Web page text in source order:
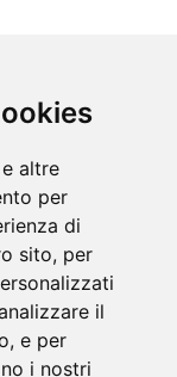
altre
per
di
sito, per
il
e per
i nostri
e vacanze
e
Törggelen nelle
e vacanze
agosto
va in scena
Polimeno
prenotazione e